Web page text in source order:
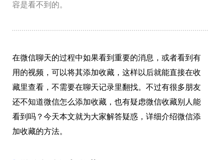
容是看不到的。
在微信聊天的过程中如果看到重要的消息，或者看到有
用的视频，可以将其添加收藏，这样以后就能直接在收
藏里查看，不需要在聊天记录里翻找。不过有很多朋友
还不知道微信怎么添加收藏，也有疑虑微信收藏别人能
看到吗？今天本文就为大家解答疑惑，详细介绍微信添
加收藏的方法。